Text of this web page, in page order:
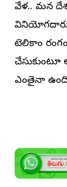
వేళ.. మన
టెలికాం
ఎంతైనా